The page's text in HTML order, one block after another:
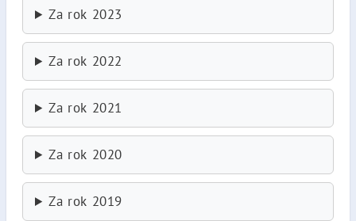
Za rok 2023
Za rok 2022
Za rok 2021
Za rok 2020
Za rok 2019